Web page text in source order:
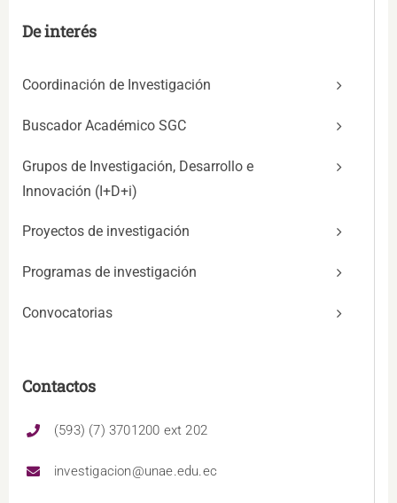
De interés
Coordinación de Investigación
Buscador Académico SGC
Grupos de Investigación, Desarrollo e
Innovación (I+D+i)
Proyectos de investigación
Programas de investigación
Convocatorias
Contactos
(593) (7) 3701200 ext 202
investigacion@unae.edu.ec